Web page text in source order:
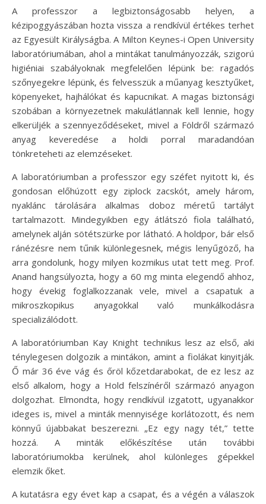
A professzor a legbiztonságosabb helyen, a
kézipoggyászában hozta vissza a rendkívül értékes terhet
az Egyesült Királyságba. A Milton Keynes-i Open University
laboratóriumában, ahol a mintákat tanulmányozzák, szigorú
higiéniai szabályoknak megfelelően lépünk be: ragadós
szőnyegekre lépünk, és felvesszük a műanyag kesztyűket,
köpenyeket, hajhálókat és kapucnikat. A magas biztonsági
szobában a környezetnek makulátlannak kell lennie, hogy
elkerüljék a szennyeződéseket, mivel a Földről származó
anyag keveredése a holdi porral maradandóan
tönkreteheti az elemzéseket.
A laboratóriumban a professzor egy széfet nyitott ki, és
gondosan előhúzott egy ziplock zacskót, amely három,
nyaklánc tárolására alkalmas doboz méretű tartályt
tartalmazott. Mindegyikben egy átlátszó fiola található,
amelynek alján sötétszürke por látható. A holdpor, bár első
ránézésre nem tűnik különlegesnek, mégis lenyűgöző, ha
arra gondolunk, hogy milyen kozmikus utat tett meg. Prof.
Anand hangsúlyozta, hogy a 60 mg minta elegendő ahhoz,
hogy évekig foglalkozzanak vele, mivel a csapatuk a
mikroszkopikus anyagokkal való munkálkodásra
specializálódott.
A laboratóriumban Kay Knight technikus lesz az első, aki
ténylegesen dolgozik a mintákon, amint a fiolákat kinyitják.
Ő már 36 éve vág és őröl kőzetdarabokat, de ez lesz az
első alkalom, hogy a Hold felszínéről származó anyagon
dolgozhat. Elmondta, hogy rendkívül izgatott, ugyanakkor
ideges is, mivel a minták mennyisége korlátozott, és nem
könnyű újabbakat beszerezni. „Ez egy nagy tét,” tette
hozzá. A minták előkészítése után további
laboratóriumokba kerülnek, ahol különleges gépekkel
elemzik őket.
A kutatásra egy évet kap a csapat, és a végén a válaszok